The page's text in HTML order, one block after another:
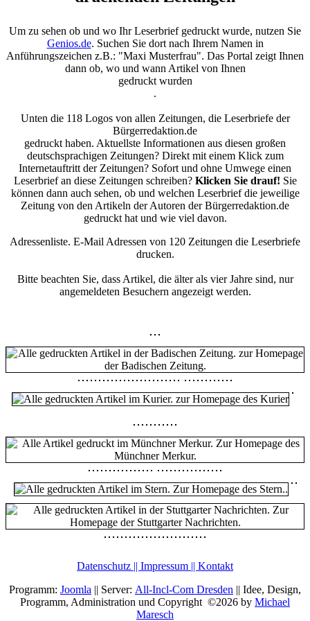
Um zu sehen ob und wo Ihr Leserbrief gedruckt wurde, nutzen Sie
Genios.de. Suchen Sie dort nach Ihrem Namen in
Anführungszeichen z.B.: "Maxi Musterfrau". Das Portal zeigt Ihnen
dann ob, wo und wann Artikel von Ihnen
gedruckt wurden
.
Unten die 118 Logos von allen Zeitungen, die Leserbriefe der
Bürgerredaktion.de
gedruckt haben. Aktuellste Informationen aus diesen großen
deutschsprachigen Zeitungen? Direkt mit einem Klick zum
Internetauftritt der Zeitungen? Sofort und ohne Umwege einen
Leserbrief an diese Zeitungen schreiben? Klicken Sie drauf! Sie
können dann auch sehen, ob und welchen Leserbrief die jeweilige
Zeitung von den Artikeln der Autoren der Bürgerredaktion.de
gedruckt hat und wie viel davon.
Adressenliste. E-Mail Adressen von 120 Zeitungen die Leserbriefe
drucken.
Bitte beachten Sie, dass Artikel, die älter als vier Jahre sind, nur
angemeldeten Besuchern angezeigt werden.
Datenschutz || Impressum || Kontakt
Programm: Joomla || Server: All-Incl-Com Dresden || Idee, Design,
Programm, Administration und Copyright ©2026 by Michael
Maresch